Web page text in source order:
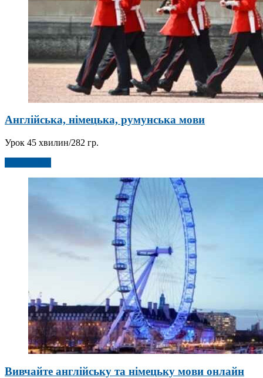
Англійська, німецька, румунська мови
Урок 45 хвилин/282 гр.
Вивчайте англійську та німецьку мови онлайн